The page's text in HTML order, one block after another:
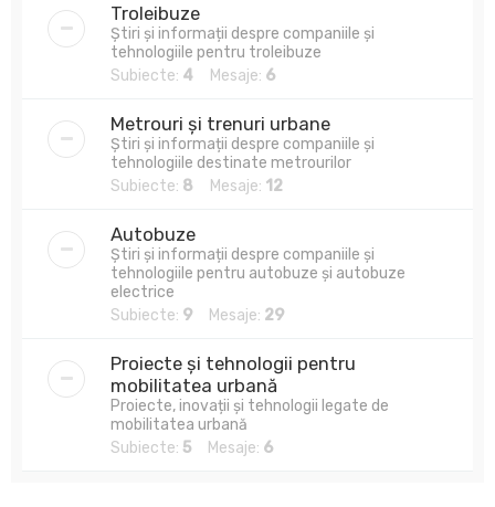
Troleibuze
Știri și informații despre companiile și
tehnologiile pentru troleibuze
Subiecte: 4 Mesaje: 6
Metrouri și trenuri urbane
Știri și informații despre companiile și
tehnologiile destinate metrourilor
Subiecte: 8 Mesaje: 12
Autobuze
Știri și informații despre companiile și
tehnologiile pentru autobuze și autobuze
electrice
Subiecte: 9 Mesaje: 29
Proiecte și tehnologii pentru
mobilitatea urbană
Proiecte, inovații și tehnologii legate de
mobilitatea urbană
Subiecte: 5 Mesaje: 6